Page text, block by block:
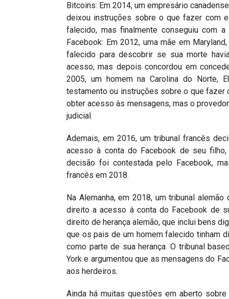
Bitcoins: Em 2014, um empresário
deixou instruções sobre o que fazer com
falecido, mas finalmente conseguiu com
Facebook: Em 2012, uma mãe em
falecido para descobrir se sua morte
acesso, mas depois concordou em
2005, um homem na Carolina do Norte,
testamento ou instruções sobre o que fazer
obter acesso às mensagens, mas o
judicial.
Ademais, em 2016, um tribunal francês
acesso à conta do Facebook de seu
decisão foi contestada pelo Facebook,
francês em 2018.
Na Alemanha, em 2018, um tribunal
direito a acesso à conta do Facebook de
direito de herança alemão, que inclui bens
que os pais de um homem falecido tinham
como parte de sua herança. O tribunal
York e argumentou que as mensagens do
aos herdeiros.
Ainda há muitas questões em aberto